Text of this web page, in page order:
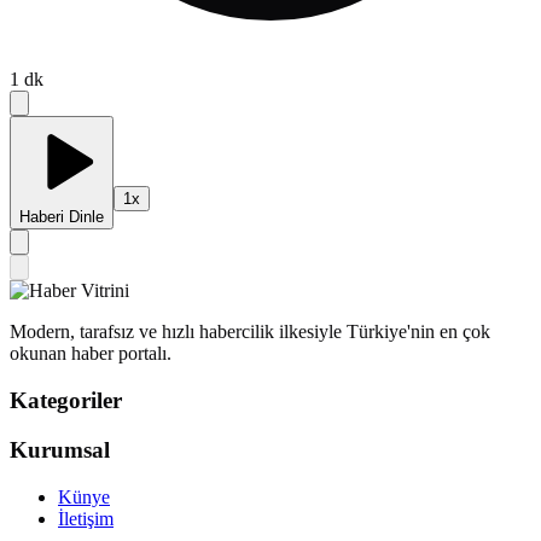
1 dk
Haberi Dinle
1x
Modern, tarafsız ve hızlı habercilik ilkesiyle Türkiye'nin en çok
okunan haber portalı.
Kategoriler
Kurumsal
Künye
İletişim